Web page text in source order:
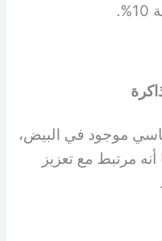
موجود في البيض،
مرتبط مع تعزيز